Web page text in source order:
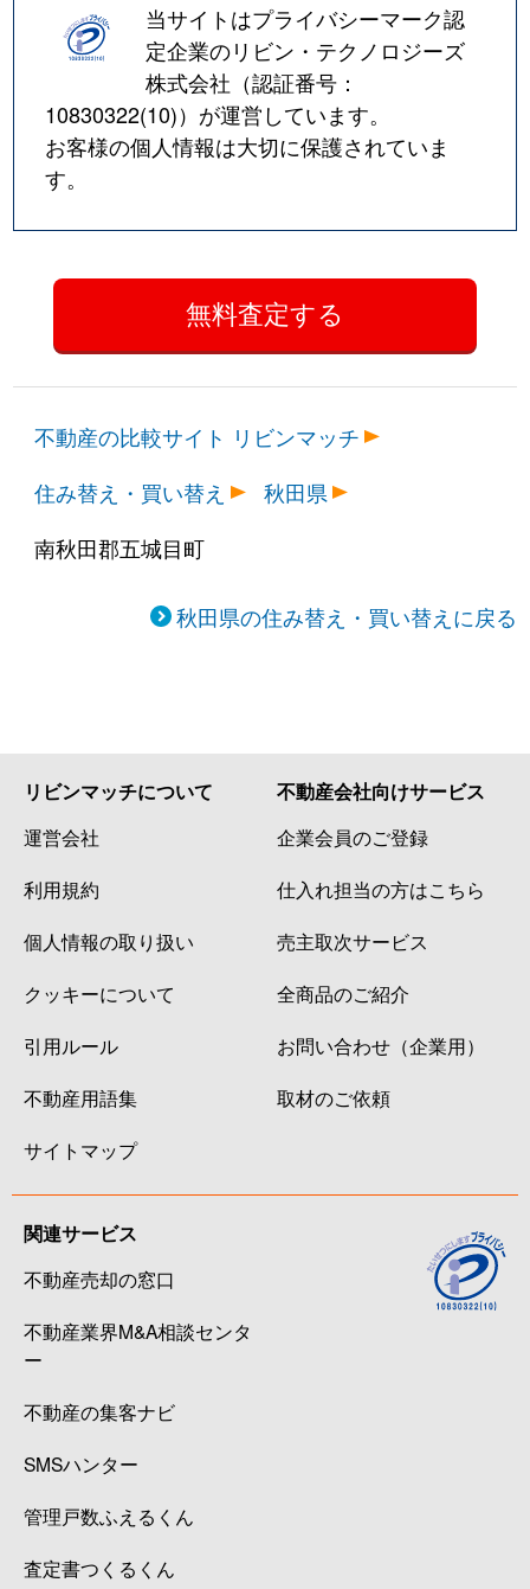
当サイトはプライバシーマーク認
定企業のリビン・テクノロジーズ
株式会社（認証番号：
10830322(10)）が運営しています。
お客様の個人情報は大切に保護されていま
す。
不動産の比較サイト リビンマッチ
住み替え・買い替え
秋田県
南秋田郡五城目町
秋田県の住み替え・買い替えに戻る
リビンマッチについて
運営会社
利用規約
個人情報の取り扱い
クッキーについて
引用ルール
不動産用語集
サイトマップ
不動産会社向けサービス
企業会員のご登録
仕入れ担当の方はこちら
売主取次サービス
全商品のご紹介
お問い合わせ（企業用）
取材のご依頼
関連サービス
不動産売却の窓口
不動産業界M&A相談センタ
ー
不動産の集客ナビ
SMSハンター
管理戸数ふえるくん
査定書つくるくん